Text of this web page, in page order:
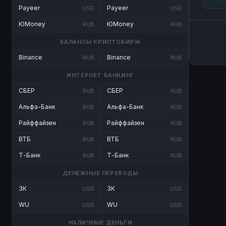
Payeer USD
ЮMoney RUB
Payeer USD
ЮMoney RUB
БАЛАНСЫ КРИПТОБИРЖ
Binance RUB Binance RUB
ИНТЕРНЕТ БАНКИНГ
СБЕР RUB
Альфа-Банк RUB
Райффайзен RUB
ВТБ RUB
Т-Банк RUB
СБЕР RUB
Альфа-Банк RUB
Райффайзен RUB
ВТБ RUB
Т-Банк RUB
ДЕНЕЖНЫЕ ПЕРЕВОДЫ
ЗК USD
WU USD
ЗК USD
WU USD
НАЛИЧНЫЕ ДЕНЬГИ